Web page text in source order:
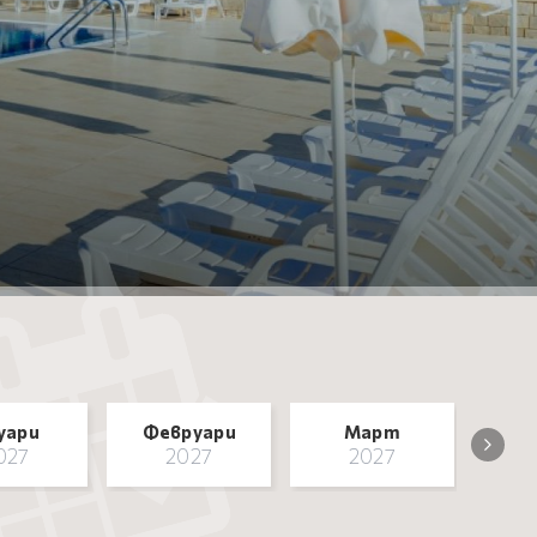
Февруари
2027
Март
2027